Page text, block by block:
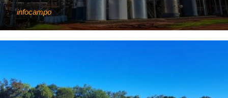
Porinfocampo